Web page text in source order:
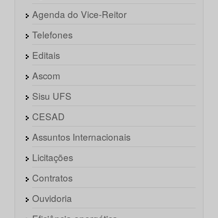
Agenda do Vice-Reitor
Telefones
Editais
Ascom
Sisu UFS
CESAD
Assuntos Internacionais
Licitações
Contratos
Ouvidoria